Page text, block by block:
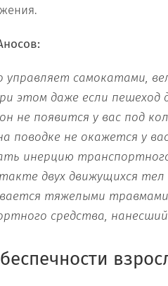
управляет самокатами,
этом даже если пешеход
он не появится у вас под
поводке не окажется у
инерцию
двух движущихся
тяжелыми
средства,